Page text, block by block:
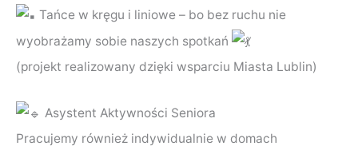
Tańce w kręgu i liniowe – bo bez ruchu nie
wyobrażamy sobie naszych spotkań
(projekt realizowany dzięki wsparciu Miasta Lublin)
Asystent Aktywności Seniora
Pracujemy również indywidualnie w domach